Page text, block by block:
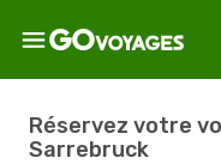
Réservez votre
Sarrebruck